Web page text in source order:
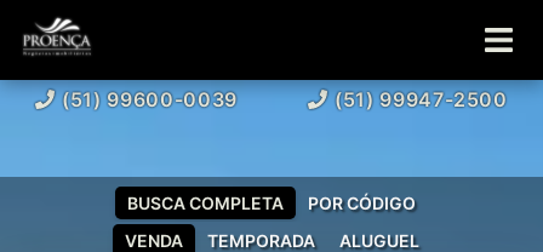
(51) 99600-0039 (51) 99947-2500
VENDA TEMPORADA ALUGUEL
BUSCA COMPLETA POR CÓDIGO